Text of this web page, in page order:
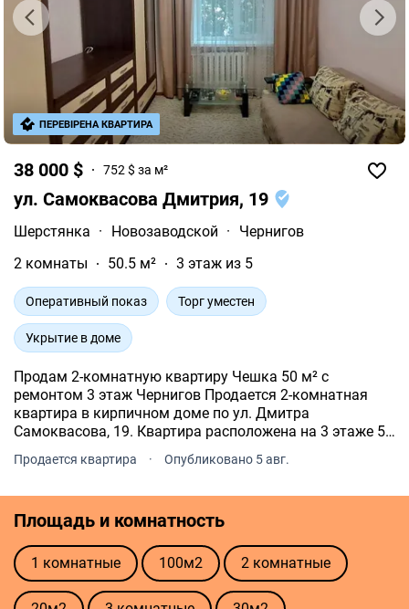
38 000 $ 752 $ за м²
ул. Самоквасова Дмитрия, 19
Шерстянка · Новозаводской ·
Чернигов
2 комнаты
50.5 м² 3 этаж из 5
Оперативный показ Торг уместен
Укрытие в доме
Продам 2-комнатную квартиру Чешка 50 м² с
ремонтом 3 этаж Чернигов Продается 2-комнатная
квартира в кирпичном доме по ул. Дмитра
Самоквасова, 19. Квартира расположена на 3 этаже 5-
Продается квартира · Опубликовано 5 авг.
ПЕРЕВІРЕНА КВАРТИРА
Площадь и комнатность
1 комнатные 100м2 2 комнатные